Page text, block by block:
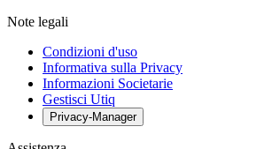
Note legali
Condizioni d'uso
Informativa sulla Privacy
Informazioni Societarie
Gestisci Utiq
Privacy-Manager